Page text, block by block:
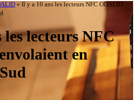
» Il y a 10 ans les lecteurs NFC ODALID
les lecteurs NFC
en